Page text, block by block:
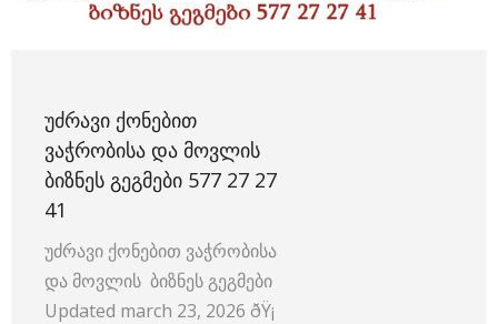
ᲣᲫᲠᲐᲕᲘ ᲥᲝᲜᲔᲑᲘᲗ
ᲕᲐᲭᲠᲝᲑᲘᲡᲐ ᲓᲐ ᲛᲝᲕᲚᲘᲡ
ᲑᲘᲖᲜᲔᲡ ᲒᲔᲒᲛᲔᲑᲘ 577 27 27
41
უძრავი ქონებით ვაჭრობისა
და მოვლის ბიზნეს გეგმები
Updated march 23, 2026 ðŸ¡